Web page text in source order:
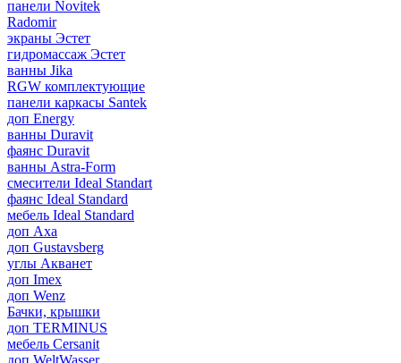
панели Novitek
Radomir
экраны Эстет
гидромассаж Эстет
ванны Jika
RGW комплектующие
панели каркасы Santek
доп Energy
ванны Duravit
фаянс Duravit
ванны Astra-Form
смесители Ideal Standart
фаянс Ideal Standard
мебель Ideal Standard
доп Axa
доп Gustavsberg
углы Акванет
доп Imex
доп Wenz
Бачки, крышки
доп TERMINUS
мебель Cersanit
доп WeltWasser